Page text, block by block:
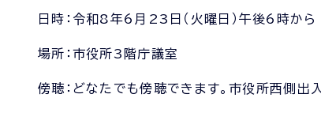
日時：令和8年6月23日（火曜日）午後6時から
場所：市役所3階庁議室
傍聴：どなたでも傍聴できます。市役所西側出